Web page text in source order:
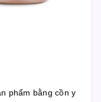
phẩm bằng cồn y